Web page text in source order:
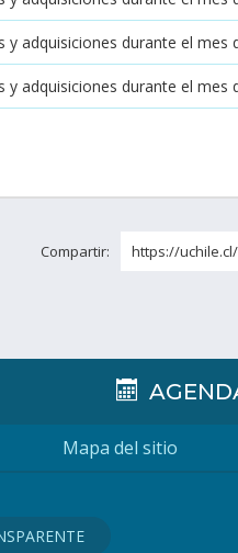
adquisiciones durante el mes
adquisiciones durante el mes
Compartir: https://
Mapa del sitio